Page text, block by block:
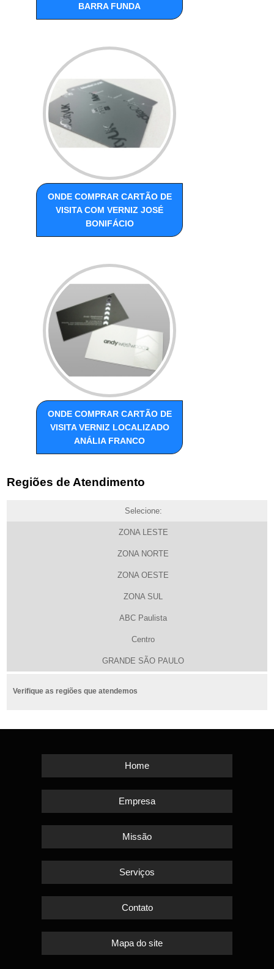
BARRA FUNDA
ONDE COMPRAR CARTÃO DE
VISITA COM VERNIZ JOSÉ
BONIFÁCIO
ONDE COMPRAR CARTÃO DE
VISITA VERNIZ LOCALIZADO
ANÁLIA FRANCO
Regiões de Atendimento
Selecione:
ZONA LESTE
ZONA NORTE
ZONA OESTE
ZONA SUL
ABC Paulista
Centro
GRANDE SÃO PAULO
Verifique as regiões que atendemos
Home
Empresa
Missão
Serviços
Contato
Mapa do site